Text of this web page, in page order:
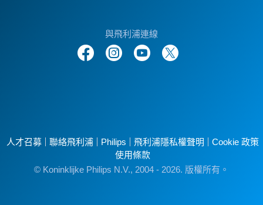
與飛利浦連線
人才召募 聯絡飛利浦 Philips 飛利浦隱私權聲明
Cookie 政策
使用條款
© Koninklijke Philips N.V., 2004 - 2026. 版權所有。